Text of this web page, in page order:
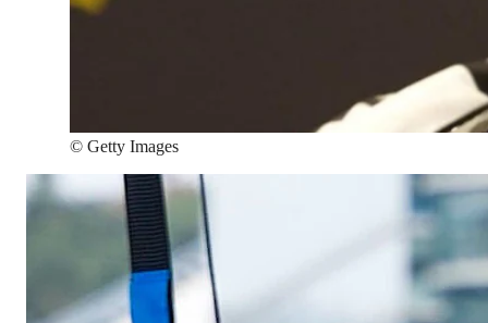
© Getty Images